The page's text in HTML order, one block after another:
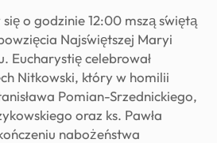
o godzinie 12:00 mszą świętą
Najświętszej Maryi
Eucharystię celebrował
Nitkowski, który w homilii
Pomian-Srzednickiego,
oraz ks. Pawła
nabożeństwa